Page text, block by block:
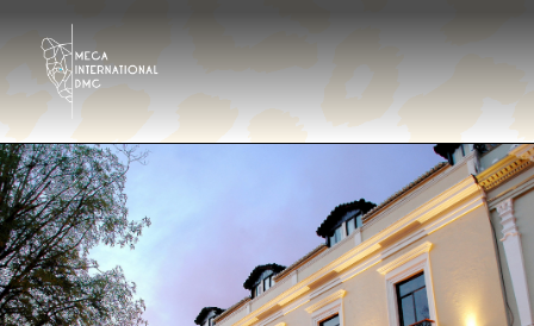
Destinazioni
Tour Operator